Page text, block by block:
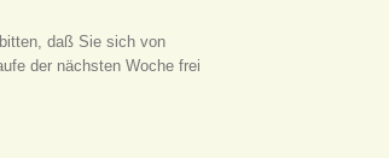
daß Sie sich von
der nächsten Woche frei